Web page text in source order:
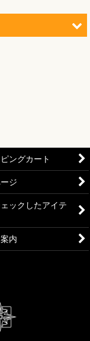
島の冒険【OP-
七傑【OP-14】
PIECE
がれる意志
ングカート
ジ
ックしたアイテ
内